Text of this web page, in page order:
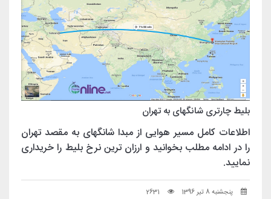
بلیط چارتری شانگهای به تهران
اطلاعات کامل مسیر هوایی از مبدا شانگهای به مقصد تهران
را در ادامه مطلب بخوانید و ارزان ترین نرخ بلیط را خریداری
نمایید.
پنجشنبه 8 تیر 1396 2631